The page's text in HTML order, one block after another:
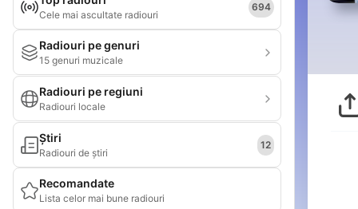
Cele mai ascultate radiouri
694
Radiouri pe genuri
15 genuri muzicale
Radiouri pe regiuni
Radiouri locale
Știri
Radiouri de știri
12
Recomandate
Lista celor mai bune radiouri